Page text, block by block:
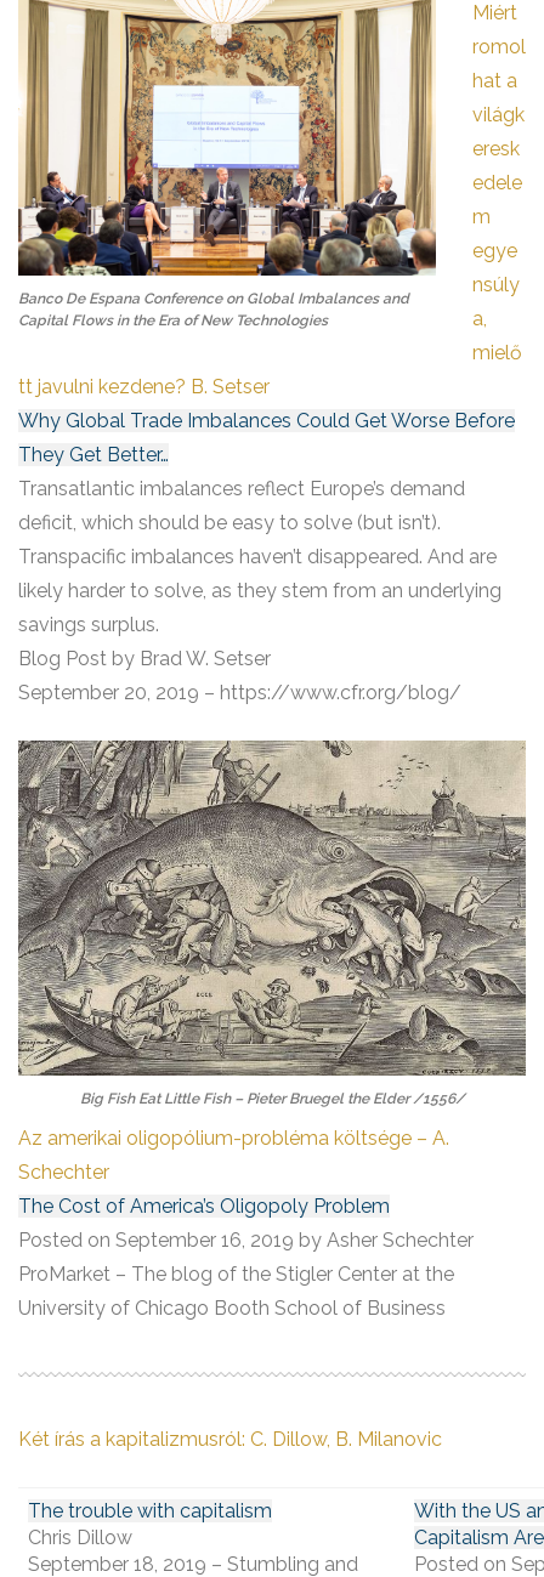
Banco De Espana Conference on Global Imbalances and
Capital Flows in the Era of New Technologies
Miért
romol
hat a
világk
eresk
edele
m
egye
nsúly
a,
mielő
tt javulni kezdene? B. Setser
Why Global Trade Imbalances Could Get Worse Before
They Get Better…
Transatlantic imbalances reflect Europe’s demand
deficit, which should be easy to solve (but isn’t).
Transpacific imbalances haven’t disappeared. And are
likely harder to solve, as they stem from an underlying
savings surplus.
Blog Post by Brad W. Setser
September 20, 2019 – https://www.cfr.org/blog/
Big Fish Eat Little Fish – Pieter Bruegel the Elder /1556/
Az amerikai oligopólium-probléma költsége – A.
Schechter
The Cost of America’s Oligopoly Problem
Posted on September 16, 2019 by Asher Schechter
ProMarket – The blog of the Stigler Center at the
University of Chicago Booth School of Business
Két írás a kapitalizmusról: C. Dillow, B. Milanovic
The trouble with capitalism
Chris Dillow
September 18, 2019 – Stumbling and
With the US
Capitalism
Posted on